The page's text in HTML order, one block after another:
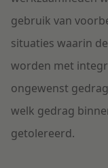
gebruik van
situaties waarin
worden met
ongewenst
welk gedrag
getolereerd.